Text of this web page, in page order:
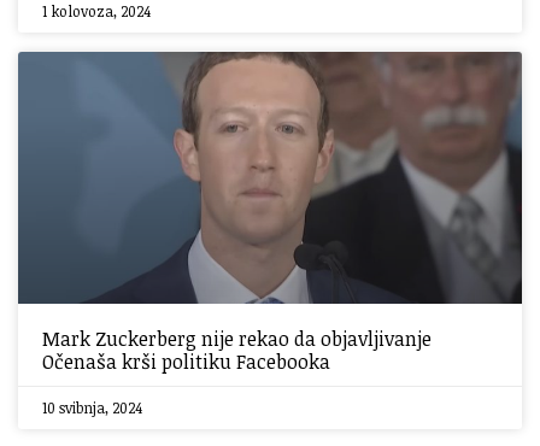
1 kolovoza, 2024
Mark Zuckerberg nije rekao da objavljivanje
Očenaša krši politiku Facebooka
10 svibnja, 2024